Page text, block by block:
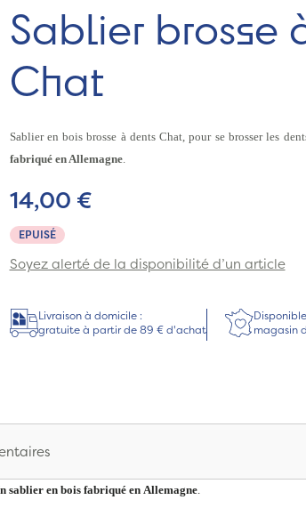
Sablier brosse
Chat
Sablier en bois brosse à dents Chat, pour se brosser les
fabriqué en Allemagne.
EPUISÉ
14,00 €
Soyez alerté de la disponibilité d’un article
Livraison à domicile :
gratuite à partir de 89 € d'achat
magasin
sablier en bois fabriqué en Allemagne.